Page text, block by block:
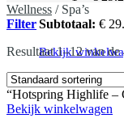
Subtotaal: €
Bekijk
Wellness /Spa’s
Filter
Resultaat 1–12 van
“Hotspring Highlife –
Bekijk winkelwagen